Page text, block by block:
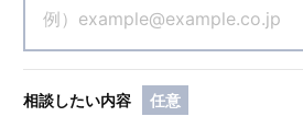
相談したい内容 任意